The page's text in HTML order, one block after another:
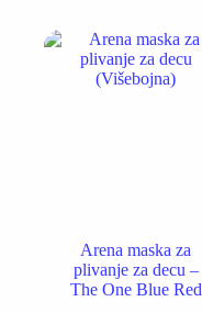
Arena maska za
plivanje za decu –
The One Blue Red